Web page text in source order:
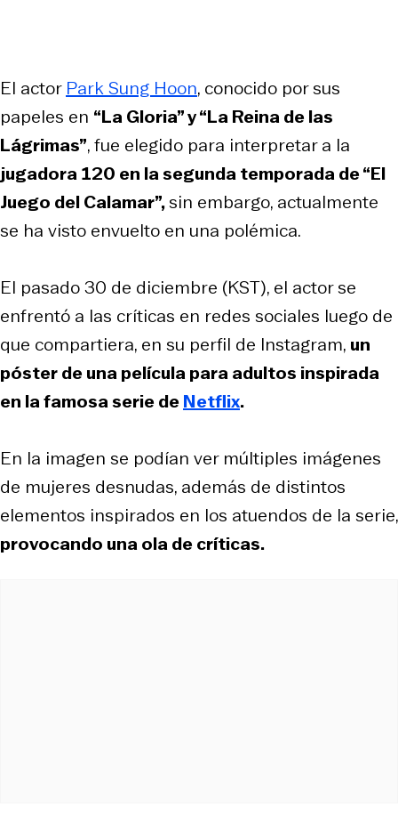
El actor Park Sung Hoon, conocido por sus
papeles en “La Gloria” y “La Reina de las
Lágrimas”, fue elegido para interpretar a la
jugadora 120 en la segunda temporada de “El
Juego del Calamar”,sin embargo, actualmente
se ha visto envuelto en una polémica.
El pasado 30 de diciembre (KST), el actor se
enfrentó a las críticas en redes sociales luego de
que compartiera, en su perfil de Instagram, un
póster de una película para adultos inspirada
en la famosa serie deNetflix.
En la imagen se podían ver múltiples imágenes
de mujeres desnudas, además de distintos
elementos inspirados en los atuendos de la serie,
provocando una ola de críticas.